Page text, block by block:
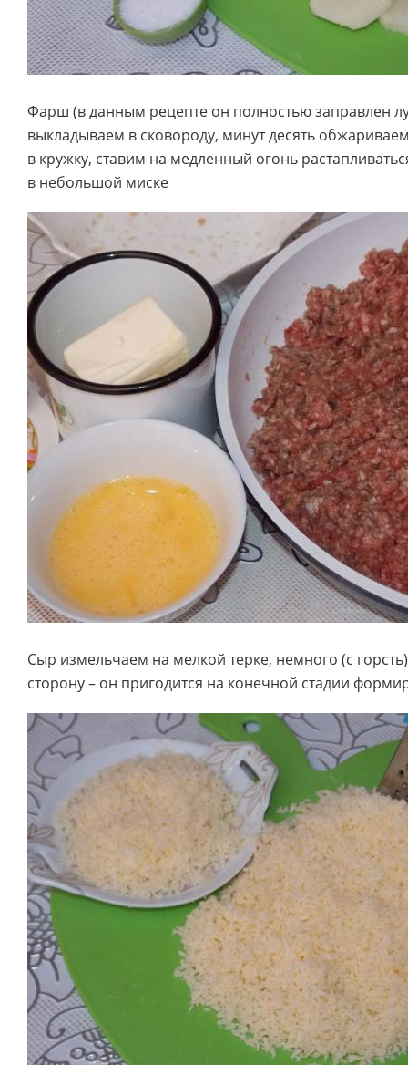
Фарш (в данным рецепте он полностью заправлен
выкладываем в сковороду, минут десять
в кружку, ставим на медленный огонь
в небольшой миске
Сыр измельчаем на мелкой терке, немного (с
сторону – он пригодится на конечной стадии